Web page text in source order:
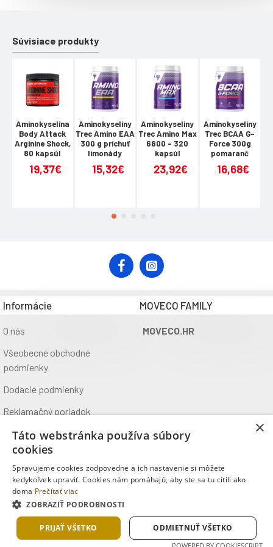
Súvisiace produkty
Aminokyselina
Body Attack
Arginine Shock,
80 kapsúl
19,37€
Aminokyseliny
Trec Amino EAA
300 g príchuť
limonády
15,32€
Aminokyseliny
Trec Amino Max
6800 - 320
kapsúl
23,92€
Aminokyseliny
Trec BCAA G-
Force 300g
pomaranč
16,68€
Informácie
O nás
Všeobecné obchodné
podmienky
Dodacie podmienky
Reklamačný poriadok
Ochrana údajov
Kontakt
Kde nás nájdete
MOVECO FAMILY
MOVECO.HR
Copyright © 2025, MOVECO s.r.o., Všetky práva vyhradené
×
Táto webstránka používa súbory
cookies
Spravujeme cookies zodpovedne a ich nastavenie si môžete
kedykoľvek upraviť. Cookies nám pomáhajú, aby ste sa tu cítili ako
doma Prečítať viac
ZOBRAZIŤ PODROBNOSTI
PRIJAŤ VŠETKO ODMIETNUŤ VŠETKO